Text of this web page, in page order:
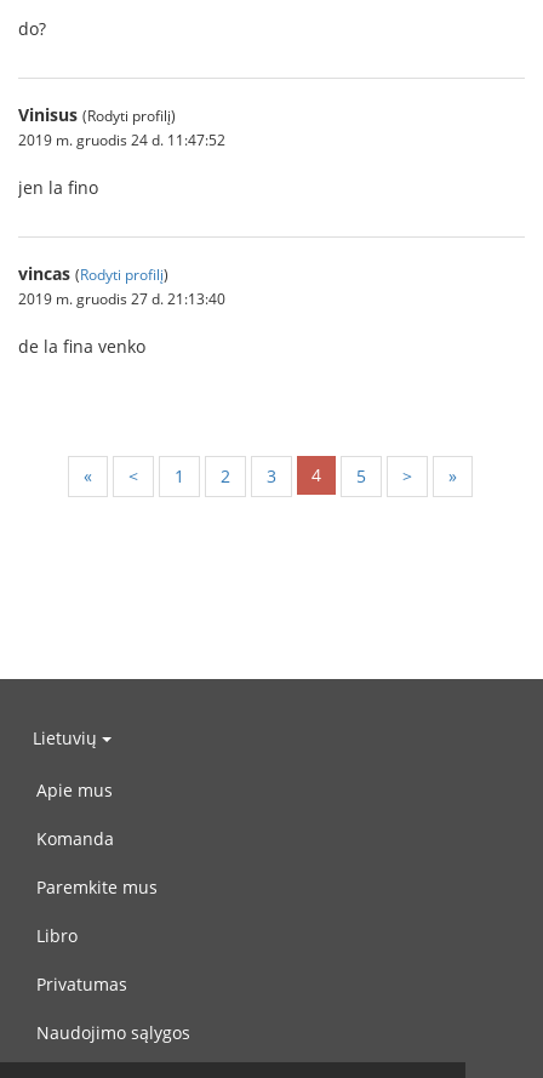
do?
Vinisus (Rodyti profilį)
2019 m. gruodis 24 d. 11:47:52
jen la fino
vincas (Rodyti profilį)
2019 m. gruodis 27 d. 21:13:40
de la fina venko
« < 1 2 3 4 5 > »
Lietuvių
Apie mus
Komanda
Paremkite mus
Libro
Privatumas
Naudojimo sąlygos